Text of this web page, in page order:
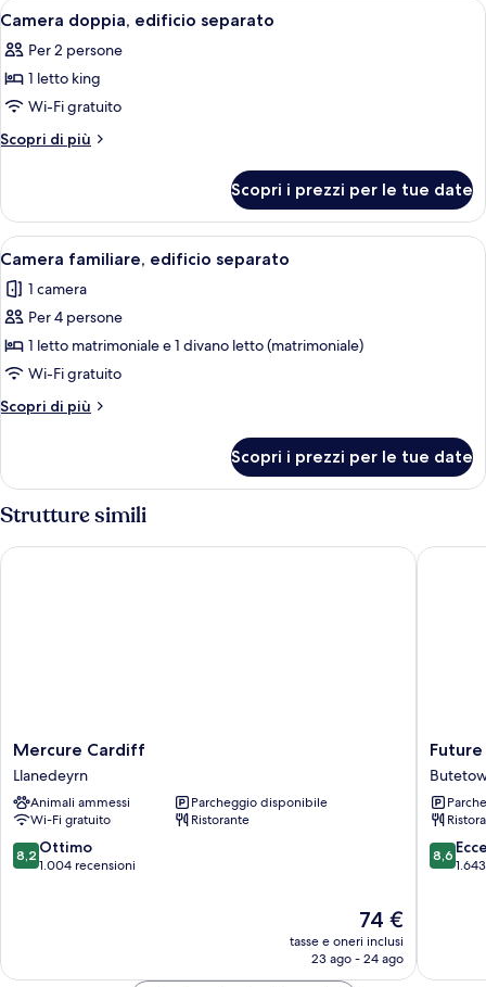
camere
Apri
tutte
le
foto
per
Camera
separato
Un letto rifatto con copriletto a
3
Camera doppia, edificio separato
Per 2 persone
1 letto king
Wi-Fi gratuito
Scopri di più
Altri
doppia,
edificio
separato
Scopri i prezzi per le tue date
Apri
tutte
le
foto
per
Camera
familiare,
edificio
Camera familiare, edificio separato
4
Camera familiare, edificio separato
1 camera
Per 4 persone
1 letto matrimoniale e 1 divano letto (matrimoniale)
Wi-Fi gratuito
Scopri di più
Altri
familiare,
edificio
separato
Scopri i prezzi per le tue date
Strutture simili
Mercure
Cardiff
Llanedeyrn
Mercure Cardiff
Llanedeyrn
Animali ammessi
Parcheggio disponibile
Wi-Fi gratuito
Ristorante
8.2
su
8,2 Ottimo
1.004 recensioni
Il
prezzo
attuale
74 €
tasse e oneri inclusi
23 ago - 24 ago
Mercure Cardiff
Future
Inns
Cardiff
Bay
8.6
su
8,6
Future